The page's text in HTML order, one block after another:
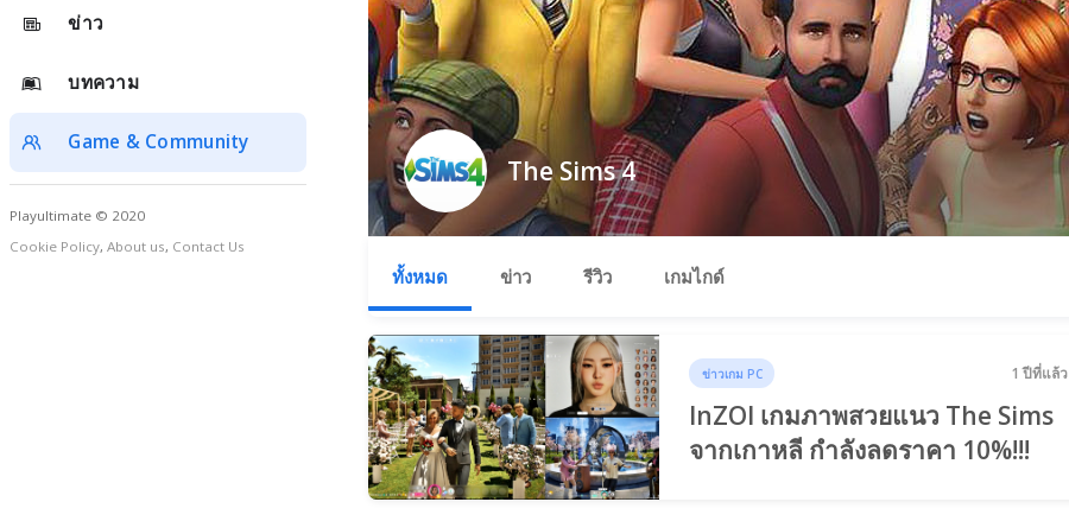
ข่าว
บทความ
Game & Community
Playultimate © 2020
Cookie Policy, About us, Contact Us
The Sims 4
ทั้งหมด ข่าว รีวิว เกมไกด์
ข่าวเกม PC 1 ปีที่แล้ว
InZOI เกมภาพสวยแนว The Sims
จากเกาหลี กำลังลดราคา 10%!!!